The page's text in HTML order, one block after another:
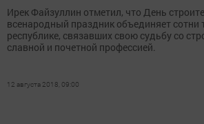
Ирек Файзуллин отметил, что День
всенародный праздник объединяет сотни
республике, связавших свою судьбу со
славной и почетной профессией.
12 августа 2018, 09:00